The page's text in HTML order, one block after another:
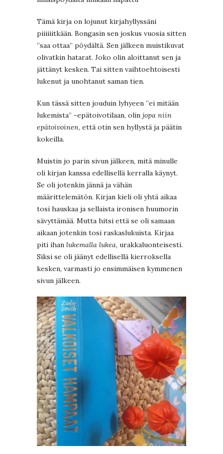
Tämä kirja on lojunut kirjahyllyssäni
piiiiiitkään. Bongasin sen joskus vuosia sitten
”saa ottaa” pöydältä. Sen jälkeen muistikuvat
olivatkin hatarat. Joko olin aloittanut sen ja
jättänyt kesken. Tai sitten vaihtoehtoisesti
lukenut ja unohtanut saman tien.
Kun tässä sitten jouduin lyhyeen ”ei mitään
lukemista” -epätoivotilaan, olin jopa niin
epätoivoinen, että otin sen hyllystä ja päätin
kokeilla.
Muistin jo parin sivun jälkeen, mitä minulle
oli kirjan kanssa edellisellä kerralla käynyt.
Se oli jotenkin jännä ja vähän
määrittelemätön. Kirjan kieli oli yhtä aikaa
tosi hauskaa ja sellaista ironisen huumorin
sävyttämää. Mutta hitsi että se oli samaan
aikaan jotenkin tosi raskaslukuista. Kirjaa
piti ihan lukemalla lukea, urakkaluonteisesti.
Siksi se oli jäänyt edellisellä kierroksella
kesken, varmasti jo ensimmäisen kymmenen
sivun jälkeen.